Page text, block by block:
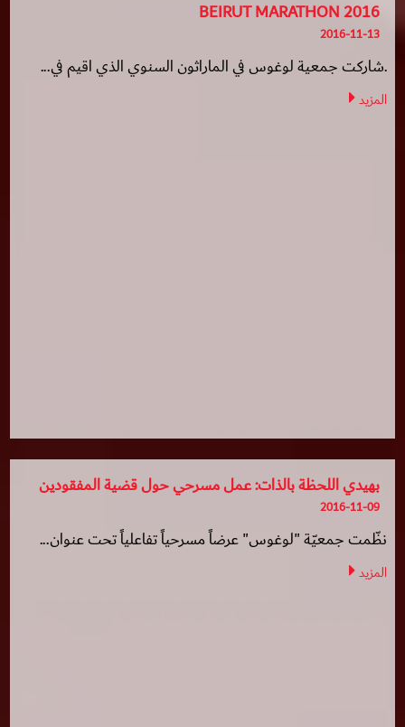
BEIRUT MARATHON 2016
2016-11-13
.شاركت جمعية لوغوس في الماراثون السنوي الذي اقيم في...
المزيد
بهيدي اللحظة بالذات: عمل مسرحي حول قضية المفقودين
2016-11-09
نظّمت جمعيّة "لوغوس" عرضاً مسرحياً تفاعلياً تحت عنوان...
المزيد